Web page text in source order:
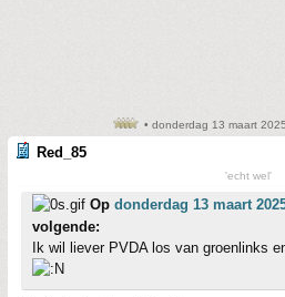
• donderdag 13 maart
Red_85
'echt wel'
Op donderdag 13 maart
volgende:
Ik wil liever PVDA los van groenlinks